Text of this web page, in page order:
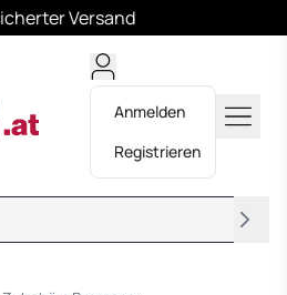
Versand
Anmelden
Registrieren